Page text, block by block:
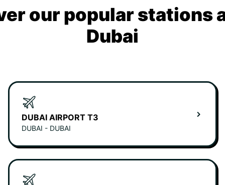
our popular stations
Dubai
DUBAI AIRPORT T3
DUBAI - DUBAI